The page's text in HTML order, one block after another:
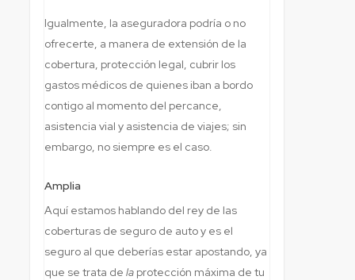
Igualmente, la aseguradora podría o no
ofrecerte, a manera de extensión de la
cobertura, protección legal, cubrir los
gastos médicos de quienes iban a bordo
contigo al momento del percance,
asistencia vial y asistencia de viajes; sin
embargo, no siempre es el caso.
Amplia
Aquí estamos hablando del rey de las
coberturas de seguro de auto y es el
seguro al que deberías estar apostando, ya
que se trata dela protección máxima de tu